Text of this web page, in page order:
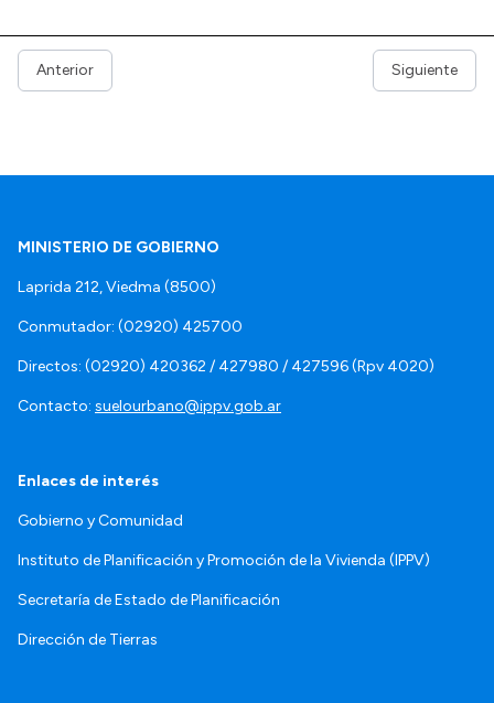
Anterior Siguiente
MINISTERIO DE GOBIERNO
Laprida 212, Viedma (8500)
Conmutador: (02920) 425700
Directos: (02920) 420362 / 427980 / 427596 (Rpv 4020)
Contacto: suelourbano@ippv.gob.ar
Enlaces de interés
Gobierno y Comunidad
Instituto de Planificación y Promoción de la Vivienda (IPPV)
Secretaría de Estado de Planificación
Dirección de Tierras